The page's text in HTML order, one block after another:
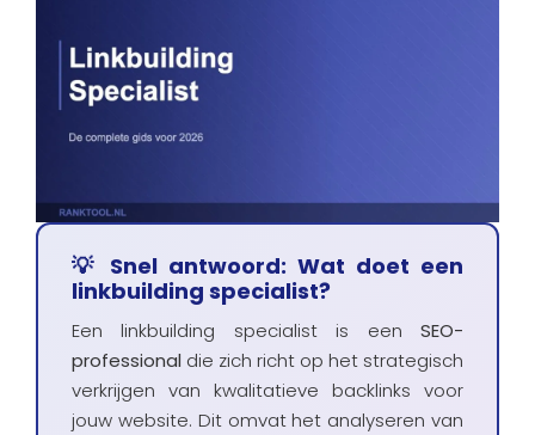
💡 Snel antwoord: Wat doet een
linkbuilding specialist?
Een linkbuilding specialist is een SEO-
professional die zich richt op het strategisch
verkrijgen van kwalitatieve backlinks voor
jouw website. Dit omvat het analyseren van